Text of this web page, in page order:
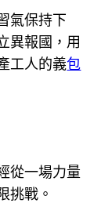
氣保持下
異報國，用
工人的義包
從一場力量
挑戰。